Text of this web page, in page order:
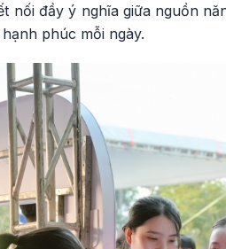
nối đầy ý nghĩa giữa nguồn
phúc mỗi ngày.